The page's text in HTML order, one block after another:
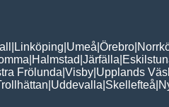
Linköping Umeå Örebro
Halmstad Järfälla
Frölunda Visby Upplands
Uddevalla Skellefteå